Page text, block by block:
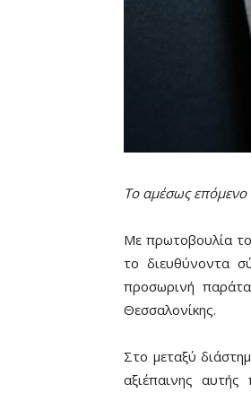
Το αμέσως
Με πρωτοβουλία
το διευθύνοντα
προσωρινή
Θεσσαλονίκης.
Στο μεταξύ
αξιέπαινης